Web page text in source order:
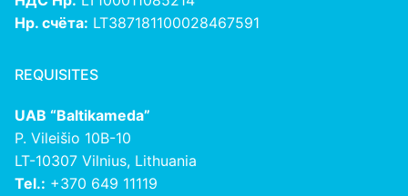
Нр. счёта: LT387181100028467591
REQUISITES
UAB “Baltikameda”
P. Vileišio 10B-10
LT-10307 Vilnius, Lithuania
Tel.: +370 649 11119